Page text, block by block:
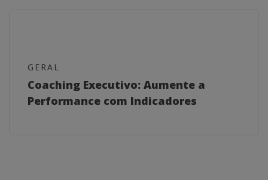
GERAL
Coaching Executivo: Aumente a
Performance com Indicadores